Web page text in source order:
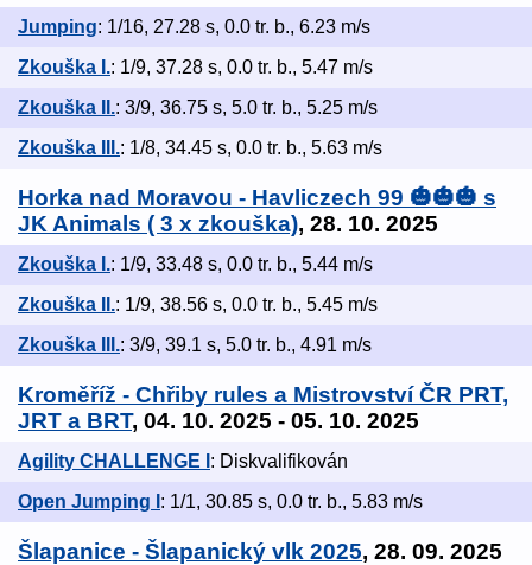
Jumping: 1/16, 27.28 s, 0.0 tr. b., 6.23 m/s
Zkouška I.: 1/9, 37.28 s, 0.0 tr. b., 5.47 m/s
Zkouška II.: 3/9, 36.75 s, 5.0 tr. b., 5.25 m/s
Zkouška III.: 1/8, 34.45 s, 0.0 tr. b., 5.63 m/s
Horka nad Moravou - Havliczech 99 🎃🎃🎃 s
JK Animals ( 3 x zkouška), 28. 10. 2025
Zkouška I.: 1/9, 33.48 s, 0.0 tr. b., 5.44 m/s
Zkouška II.: 1/9, 38.56 s, 0.0 tr. b., 5.45 m/s
Zkouška III.: 3/9, 39.1 s, 5.0 tr. b., 4.91 m/s
Kroměříž - Chřiby rules a Mistrovství ČR PRT,
JRT a BRT, 04. 10. 2025 - 05. 10. 2025
Agility CHALLENGE I : Diskvalifikován
Open Jumping I : 1/1, 30.85 s, 0.0 tr. b., 5.83 m/s
Šlapanice - Šlapanický vlk 2025, 28. 09. 2025